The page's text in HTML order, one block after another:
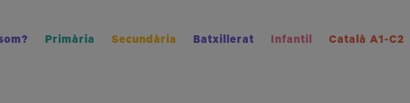
Primària Secundària Batxillerat Infantil Català A1-C2